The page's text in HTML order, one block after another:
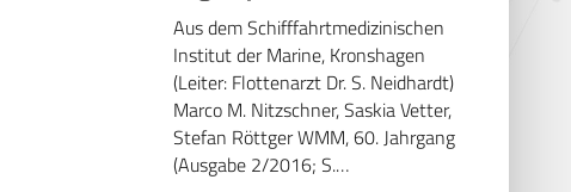
Aus dem Schifffahrtmedizinischen
Institut der Marine, Kronshagen
(Leiter: Flottenarzt Dr. S. Neidhardt)
Marco M. Nitzschner, Saskia Vetter,
Stefan Röttger WMM, 60. Jahrgang
(Ausgabe 2/2016; S.…